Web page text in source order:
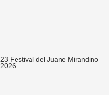
23 Festival del Juane Mirandino
2026